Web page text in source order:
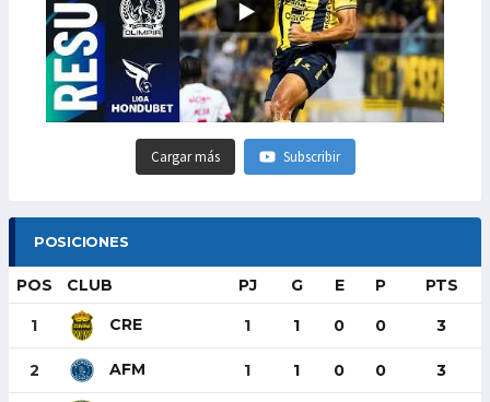
Cargar más Subscribir
POSICIONES
POS CLUB PJ G E P PTS
1 CRE 1 1 0 0 3
2 AFM 1 1 0 0 3